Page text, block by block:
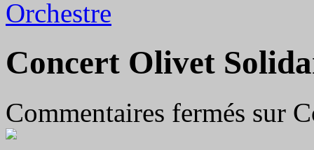
Concert Olivet
Commentaires fermés sur